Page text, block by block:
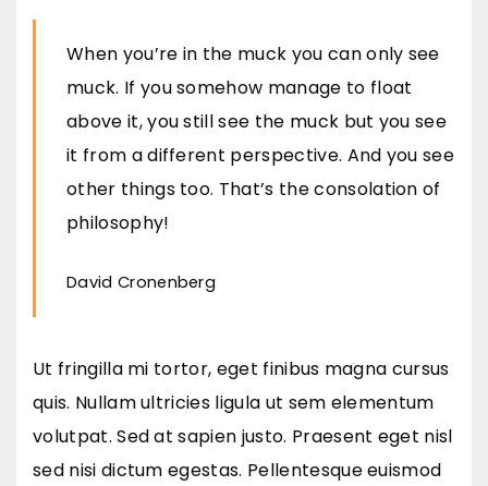
When you’re in the muck you can only see
muck. If you somehow manage to float
above it, you still see the muck but you see
it from a different perspective. And you see
other things too. That’s the consolation of
philosophy!
David Cronenberg
Ut fringilla mi tortor, eget finibus magna cursus
quis. Nullam ultricies ligula ut sem elementum
volutpat. Sed at sapien justo. Praesent eget nisl
sed nisi dictum egestas. Pellentesque euismod